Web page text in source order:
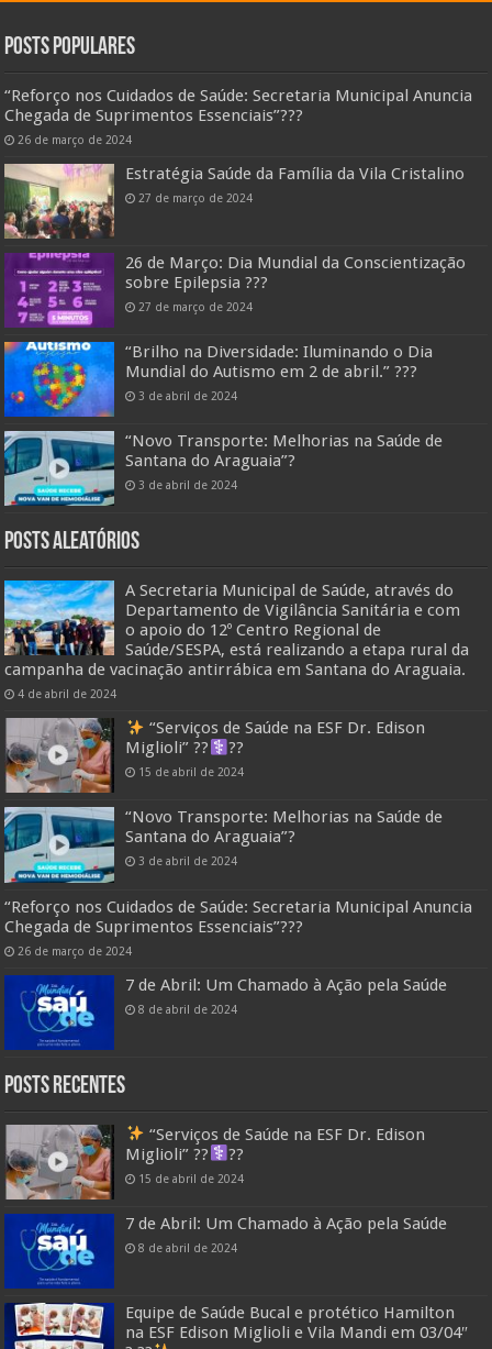
Posts Populares
“Reforço nos Cuidados de Saúde: Secretaria Municipal Anuncia
Chegada de Suprimentos Essenciais”??️?
26 de março de 2024
Estratégia Saúde da Família da Vila Cristalino
27 de março de 2024
26 de Março: Dia Mundial da Conscientização
sobre Epilepsia ???
27 de março de 2024
“Brilho na Diversidade: Iluminando o Dia
Mundial do Autismo em 2 de abril.” ???
3 de abril de 2024
“Novo Transporte: Melhorias na Saúde de
Santana do Araguaia”?
3 de abril de 2024
Posts Aleatórios
A Secretaria Municipal de Saúde, através do
Departamento de Vigilância Sanitária e com
o apoio do 12º Centro Regional de
Saúde/SESPA, está realizando a etapa rural da
campanha de vacinação antirrábica em Santana do Araguaia.
4 de abril de 2024
“Serviços de Saúde na ESF Dr. Edison
Miglioli” ??‍
??
15 de abril de 2024
“Novo Transporte: Melhorias na Saúde de
Santana do Araguaia”?
3 de abril de 2024
“Reforço nos Cuidados de Saúde: Secretaria Municipal Anuncia
Chegada de Suprimentos Essenciais”??️?
26 de março de 2024
7 de Abril: Um Chamado à Ação pela Saúde
8 de abril de 2024
Posts Recentes
“Serviços de Saúde na ESF Dr. Edison
Miglioli” ??‍
??
15 de abril de 2024
7 de Abril: Um Chamado à Ação pela Saúde
8 de abril de 2024
Equipe de Saúde Bucal e protético Hamilton
na ESF Edison Miglioli e Vila Mandi em 03/04″